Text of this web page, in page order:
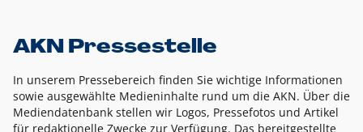
AKN Pressestelle
In unserem Pressebereich finden Sie wichtige Informationen
sowie ausgewählte Medieninhalte rund um die AKN. Über die
Mediendatenbank stellen wir Logos, Pressefotos und Artikel
für redaktionelle Zwecke zur Verfügung. Das bereitgestellte